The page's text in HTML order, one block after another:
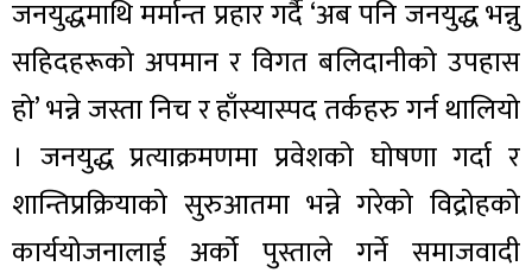
जनयुद्धमाथि मर्मान्त प्रहार गर्दै ‘अब पनि जनयुद्ध भन्नु
सहिदहरूको अपमान र विगत बलिदानीको उपहास
हो’ भन्ने जस्ता निच र हाँस्यास्पद तर्कहरु गर्न थालियो
। जनयुद्ध प्रत्याक्रमणमा प्रवेशको घोषणा गर्दा र
शान्तिप्रक्रियाको सुरुआतमा भन्ने गरेको विद्रोहको
कार्ययोजनालाई अर्को पुस्ताले गर्ने समाजवादी